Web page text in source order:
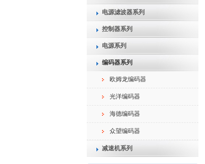
电源滤波器系列
控制器系列
电源系列
编码器系列
欧姆龙编码器
光洋编码器
海德编码器
众望编码器
减速机系列